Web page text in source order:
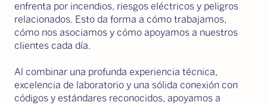
enfrenta por incendios, riesgos eléctricos y peligros
relacionados. Esto da forma a cómo trabajamos,
cómo nos asociamos y cómo apoyamos a nuestros
clientes cada día.
Al combinar una profunda experiencia técnica,
excelencia de laboratorio y una sólida conexión con
códigos y estándares reconocidos, apoyamos a